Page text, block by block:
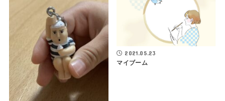
2021.05.23
マイブーム